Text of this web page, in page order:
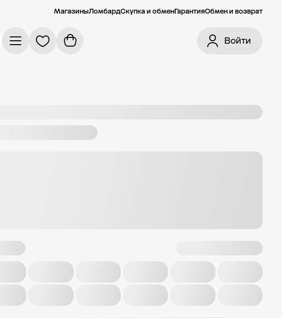
МагазиныЛомбардСкупка и обменГарантияОбмен и возврат
Войти